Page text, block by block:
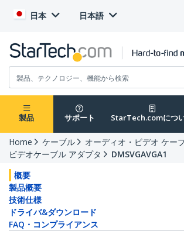
日本 日本語
製品 サポート StarTech.comにつ
Home ケーブル
オーディオ・ビデオ ケー
ビデオケーブル アダプタ
DMSVGAVGA1
概要
製品概要
技術仕様
ドライバ&ダウンロード
FAQ・コンプライアンス